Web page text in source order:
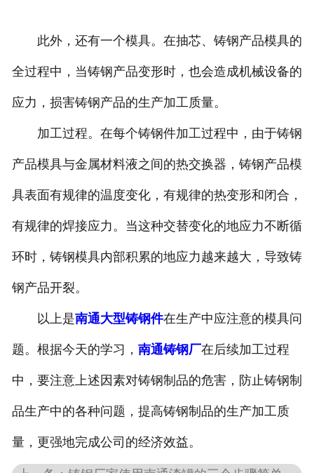
此外，还有一个模具。在抽芯、铸钢产品模具的
全过程中，当铸钢产品变形时，也会造成机械设备的
应力，损害铸钢产品的生产加工质量。
加工过程。在每个铸钢件加工过程中，由于铸钢
产品模具与金属材料液之间的热交换器，铸钢产品模
具表面有规律的温度变化，有规律的热变形和闭合，
有规律的焊接应力。当这种交替变化的地应力不断循
环时，铸钢模具内部积累的地应力越来越大，导致铸
钢产品开裂。
以上是南通大型铸钢件在生产中应注意的模具问
题。根据今天的学习， 南通铸钢厂在后续加工过程
中，要注意上述因素对铸钢制品的危害，防止铸钢制
品生产中的各种问题，提高铸钢制品的生产加工质
量，更强地完成公司的经济效益。